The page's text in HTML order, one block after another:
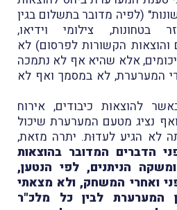
(לפיה מדובר בתשלום בגין
בטחונות, צילומי וידיאו,
הקשורות לפרסום) לא
אלא שהיא אף לא נתמכה
המערערת, לא במסמך ואף לא
להוצאות כיבודים, אירוח
נציג מטעם המערערת שיכול
לא הגיע לעדוּת. יתרה מזאת,
הדברים המדובר בהוצאות
הניתנים, לפי הנטען,
ואחרי המשחק, ולא מצאתי
המערערת לבין כל מלכ"ר